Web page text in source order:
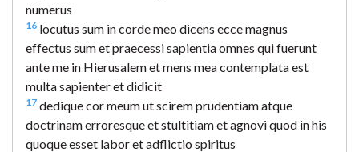
numerus
16 locutus sum in corde meo dicens ecce magnus
effectus sum et praecessi sapientia omnes qui fuerunt
ante me in Hierusalem et mens mea contemplata est
multa sapienter et didicit
17 dedique cor meum ut scirem prudentiam atque
doctrinam erroresque et stultitiam et agnovi quod in his
quoque esset labor et adflictio spiritus